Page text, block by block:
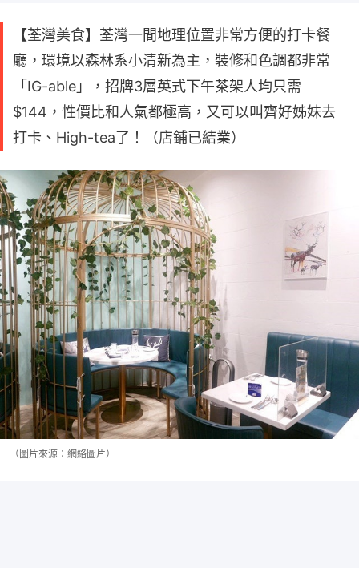
【荃灣美食】荃灣一間地理位置非常方便的打卡餐
廳，環境以森林系小清新為主，裝修和色調都非常
「IG-able」，招牌3層英式下午茶架人均只需
$144，性價比和人氣都極高，又可以叫齊好姊妹去
打卡、High-tea了！（店鋪已結業）
（圖片來源：網絡圖片）